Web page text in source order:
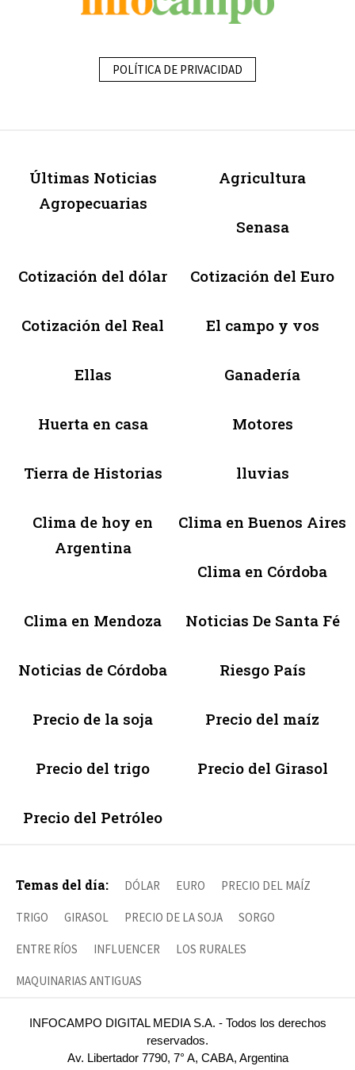
POLÍTICA DE PRIVACIDAD
Últimas Noticias
Agropecuarias
Agricultura
Senasa
Cotización del dólar Cotización del Euro
Cotización del Real El campo y vos
Ellas Ganadería
Huerta en casa Motores
Tierra de Historias lluvias
Clima de hoy en
Argentina
Clima en Buenos Aires
Clima en Córdoba
Clima en Mendoza Noticias De Santa Fé
Noticias de Córdoba Riesgo País
Precio de la soja Precio del maíz
Precio del trigo Precio del Girasol
Precio del Petróleo
Temas del día: DÓLAR EURO PRECIO DEL MAÍZ
TRIGO GIRASOL PRECIO DE LA SOJA SORGO
ENTRE RÍOS INFLUENCER LOS RURALES
MAQUINARIAS ANTIGUAS
INFOCAMPO DIGITAL MEDIA S.A. - Todos los derechos
reservados.
Av. Libertador 7790, 7° A, CABA, Argentina